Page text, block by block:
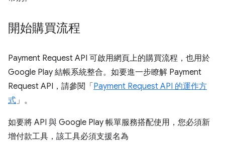
開始購買流程
Payment Request API 可啟用網頁上的購買流程，也用於
Google Play 結帳系統整合。如要進一步瞭解 Payment
Request API，請參閱「 Payment Request API 的運作方
式」。
如要將 API 與 Google Play 帳單服務搭配使用，您必須新
增付款工具，該工具必須支援名為